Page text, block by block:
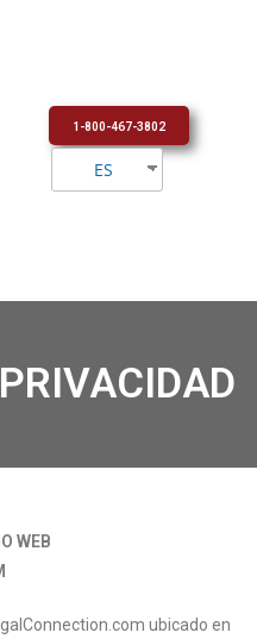
1-800-467-3802
ES
WEB
ubicado en